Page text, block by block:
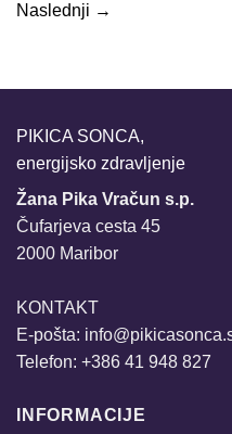
Naslednji →
PIKICA SONCA,
energijsko zdravljenje
Žana Pika Vračun s.p.
Čufarjeva cesta 45
2000 Maribor
KONTAKT
E-pošta:
Telefon: +386 41 948 827
INFORMACIJE